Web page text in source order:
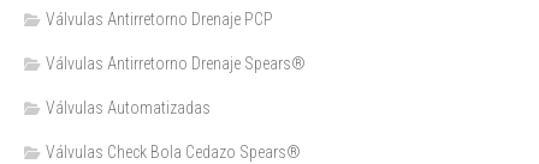
Válvulas Antirretorno Drenaje PCP
Válvulas Antirretorno Drenaje Spears®
Válvulas Automatizadas
Válvulas Check Bola Cedazo Spears®